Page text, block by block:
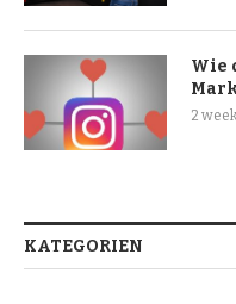
Wie
2
KATEGORIEN